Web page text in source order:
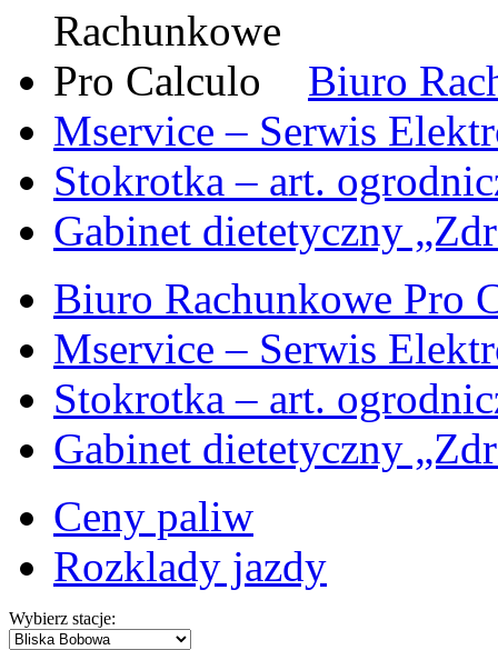
Biuro
Mservice – Serwis
Stokrotka – art.
Gabinet dietetyczny
Biuro Rachunkowe Pro
Mservice – Serwis
Stokrotka – art.
Gabinet dietetyczny
Ceny paliw
Rozklady jazdy
Wybierz stacje: